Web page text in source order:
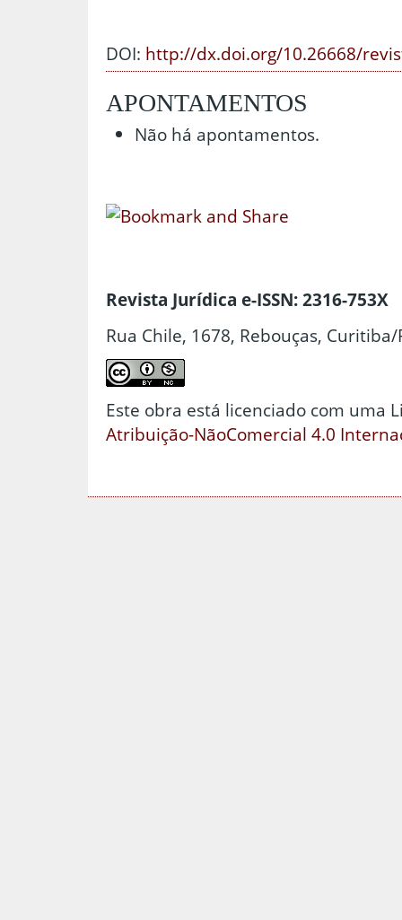
DOI: http://dx.doi.org/10.26668/
APONTAMENTOS
Não há apontamentos.
Revista Jurídica e-ISSN: 2316-753X
Rua Chile, 1678, Rebouças, Curitiba/
Este obra está licenciado com uma
Atribuição-NãoComercial 4.0